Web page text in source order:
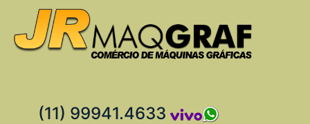
(11) 99941.4633